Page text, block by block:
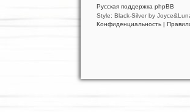
Русская поддержка phpBB
Style: Black-Silver by
Конфиденциальность |